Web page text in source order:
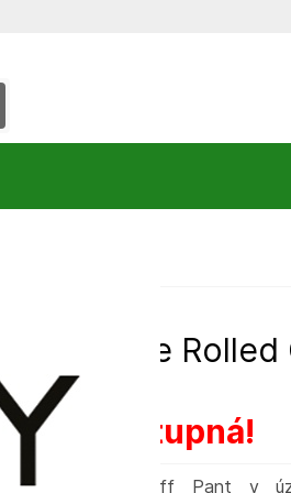
The Rolled
není dostupná!
Varley Rolled Cuff Pant v